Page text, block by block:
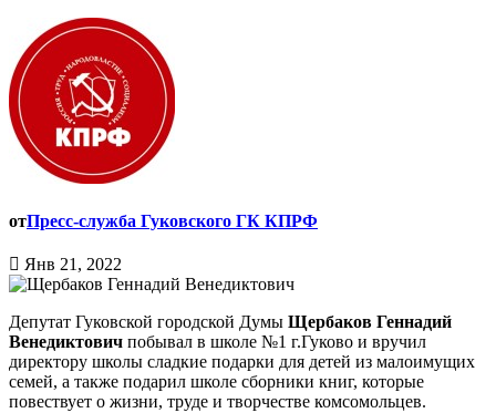
отПресс-служба Гуковского ГК КПРФ
Янв 21, 2022
Депутат Гуковской городской Думы Щербаков Геннадий
Венедиктович побывал в школе №1 г.Гуково и вручил
директору школы сладкие подарки для детей из малоимущих
семей, а также подарил школе сборники книг, которые
повествует о жизни, труде и творчестве комсомольцев.